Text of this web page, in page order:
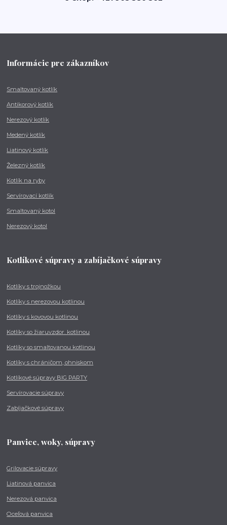
Informácie pre zákazníkov
Smaltovaný kotlík
Antikorový kotlík
Nerezový kotlík
Medený kotlík
Liatinový kotlík
Železný kotlík
Kotlík na ryby
Servírovací kotlík
Smaltovaný kotol
Nerezový kotol
Kotlíkové súpravy a zabíjačkové súpravy
Kotlíky s trojnožkou
Kotlíky s nerezovou kotlinou
Kotlíky s kovovou kotlinou
Kotlíky so žiaruvzdor. kotlinou
Kotlíky so smaltovanou kotlinou
Kotlíky s chráničom, ohniskom
Kotlíkové súpravy BIG PARTY
Servírovacie súpravy
Zabíjačkové súpravy
Panvice, woky, súpravy
Grilovacie súpravy
Liatinová panvica
Nerezová panvica
Oceľová panvica